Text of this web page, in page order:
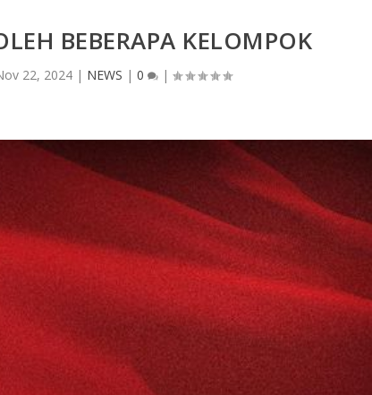
BEBERAPA KELOMPOK
22, 2024 | NEWS |0 |